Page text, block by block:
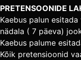
PRETENSOONIDE
Kaebus palun
nädala ( 7 päeva)
Kaebus palume
Kõik pretensioonid